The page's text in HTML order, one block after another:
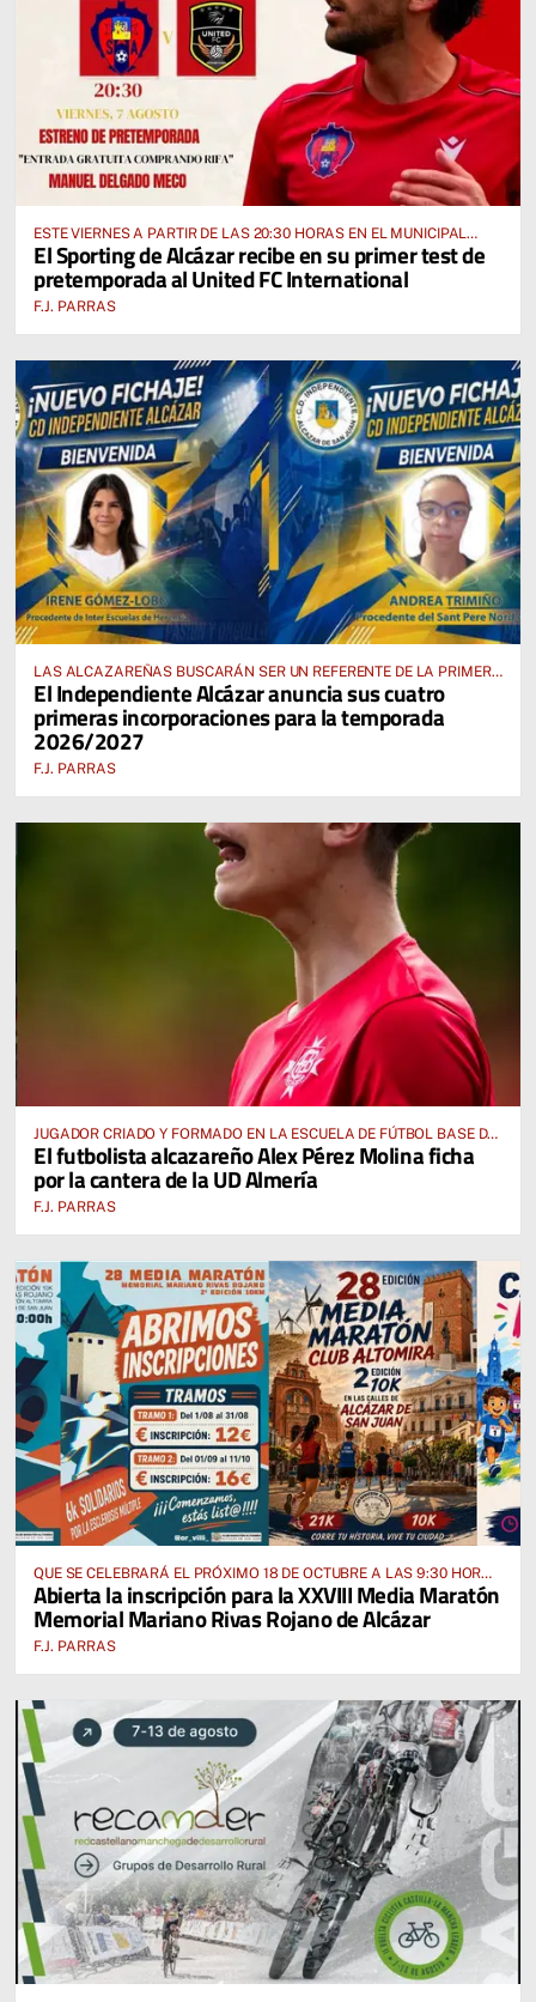
ESTE VIERNES A PARTIR DE LAS 20:30 HORAS EN EL MUNICIPAL
“MANUEL DELGADO MECO”
El Sporting de Alcázar recibe en su primer test de
pretemporada al United FC International
F.J. PARRAS
LAS ALCAZAREÑAS BUSCARÁN SER UN REFERENTE DE LA PRIMERA
AUTONÓMICA PREFERENTE FEMENINA
El Independiente Alcázar anuncia sus cuatro
primeras incorporaciones para la temporada
2026/2027
F.J. PARRAS
JUGADOR CRIADO Y FORMADO EN LA ESCUELA DE FÚTBOL BASE DE
ALCÁZAR DE SAN JUAN
El futbolista alcazareño Alex Pérez Molina ficha
por la cantera de la UD Almería
F.J. PARRAS
QUE SE CELEBRARÁ EL PRÓXIMO 18 DE OCTUBRE A LAS 9:30 HORAS
DESDE EL PABELLÓN VICENTE PANIAGUA
Abierta la inscripción para la XXVIII Media Maratón
Memorial Mariano Rivas Rojano de Alcázar
F.J. PARRAS